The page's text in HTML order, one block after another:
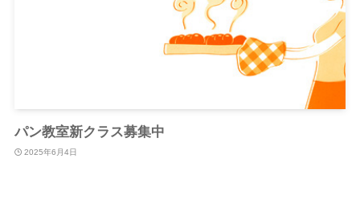
パン教室新クラス募集中
2025年6月4日